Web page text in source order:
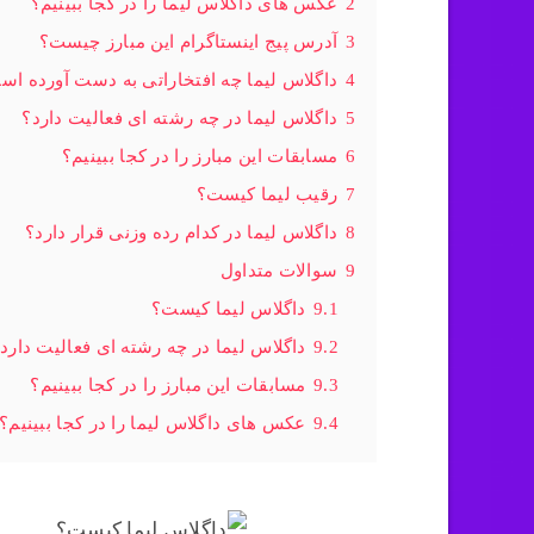
3 آدرس پیج اینستاگرام این مبارز چیست؟
4 داگلاس لیما چه افتخاراتی به دست آورده
5 داگلاس لیما در چه رشته ای فعالیت دارد؟
6 مسابقات این مبارز را در کجا ببینیم؟
7 رقیب لیما کیست؟
8 داگلاس لیما در کدام رده وزنی قرار دارد؟
9 سوالات متداول
9.1 داگلاس لیما کیست؟
9.2 داگلاس لیما در چه رشته ای فعالیت
9.3 مسابقات این مبارز را در کجا ببینیم؟
9.4 عکس های داگلاس لیما را در کجا ببینیم؟